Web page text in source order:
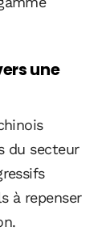
une
du secteur
à repenser